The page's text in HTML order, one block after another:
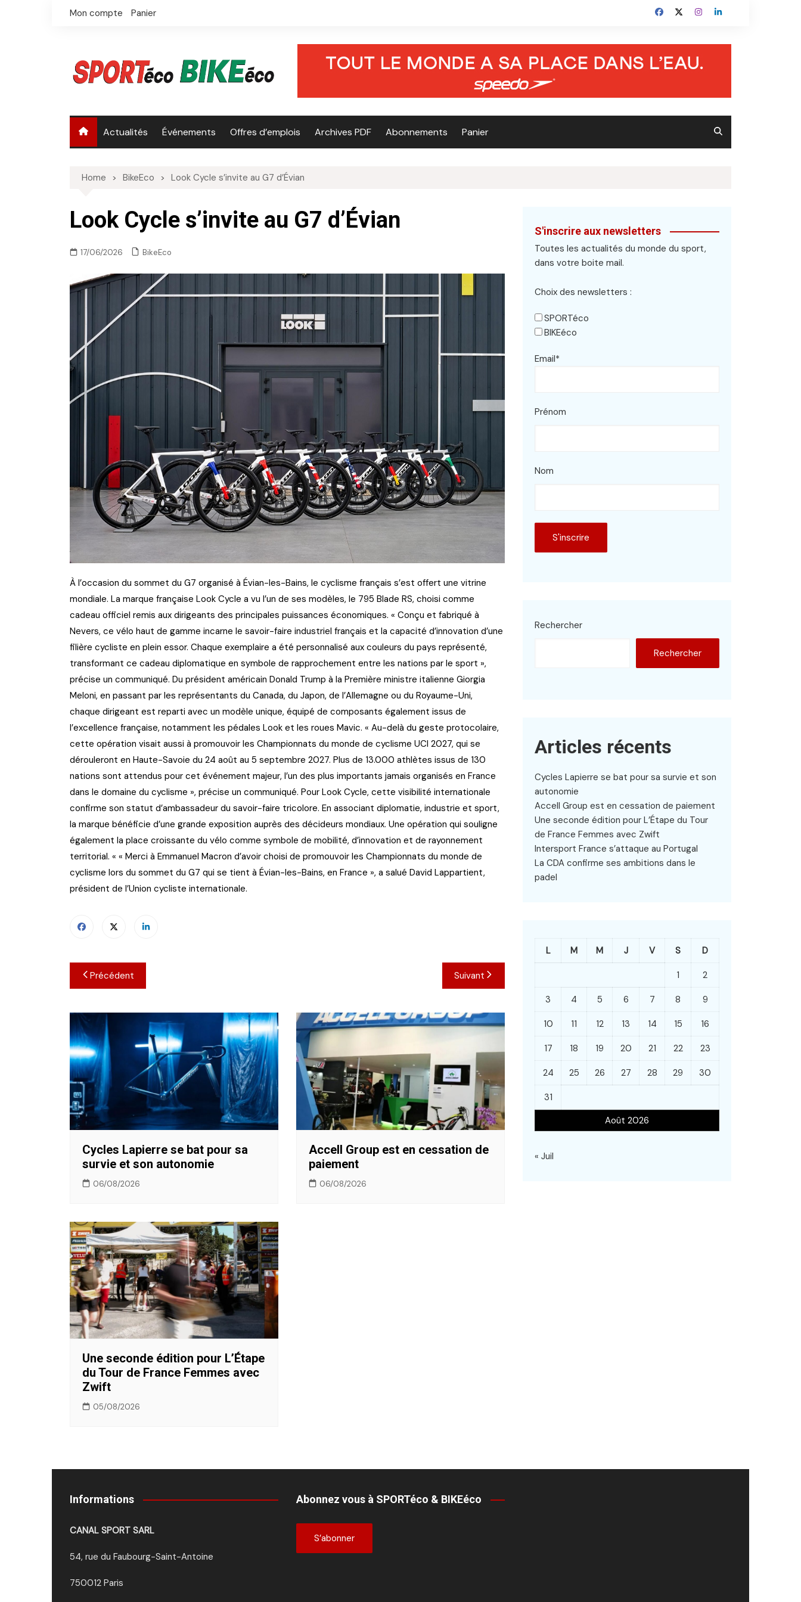
Mon compte Panier
Actualités Événements Offres d’emplois Archives PDF Abonnements Panier
Home BikeEco Look Cycle s’invite au G7 d’Évian
Look Cycle s’invite au G7 d’Évian
17/06/2026 BikeEco
À l’occasion du sommet du G7 organisé à Évian-les-Bains, le cyclisme français s’est offert une vitrine
mondiale. La marque française Look Cycle a vu l’un de ses modèles, le 795 Blade RS, choisi comme
cadeau officiel remis aux dirigeants des principales puissances économiques. « Conçu et fabriqué à
Nevers, ce vélo haut de gamme incarne le savoir-faire industriel français et la capacité d’innovation d’une
filière cycliste en plein essor. Chaque exemplaire a été personnalisé aux couleurs du pays représenté,
transformant ce cadeau diplomatique en symbole de rapprochement entre les nations par le sport »,
précise un communiqué. Du président américain Donald Trump à la Première ministre italienne Giorgia
Meloni, en passant par les représentants du Canada, du Japon, de l’Allemagne ou du Royaume-Uni,
chaque dirigeant est reparti avec un modèle unique, équipé de composants également issus de
l’excellence française, notamment les pédales Look et les roues Mavic. « Au-delà du geste protocolaire,
cette opération visait aussi à promouvoir les Championnats du monde de cyclisme UCI 2027, qui se
dérouleront en Haute-Savoie du 24 août au 5 septembre 2027. Plus de 13.000 athlètes issus de 130
nations sont attendus pour cet événement majeur, l’un des plus importants jamais organisés en France
dans le domaine du cyclisme », précise un communiqué. Pour Look Cycle, cette visibilité internationale
confirme son statut d’ambassadeur du savoir-faire tricolore. En associant diplomatie, industrie et sport,
la marque bénéficie d’une grande exposition auprès des décideurs mondiaux. Une opération qui souligne
également la place croissante du vélo comme symbole de mobilité, d’innovation et de rayonnement
territorial. « « Merci à Emmanuel Macron d’avoir choisi de promouvoir les Championnats du monde de
cyclisme lors du sommet du G7 qui se tient à Évian-les-Bains, en France », a salué David Lappartient,
président de l’Union cycliste internationale.
Navigation
de
l’article
Précédent Suivant
Cycles Lapierre se bat pour sa
survie et son autonomie
06/08/2026
Accell Group est en cessation de
paiement
06/08/2026
Une seconde édition pour L’Étape
du Tour de France Femmes avec
Zwift
05/08/2026
S'inscrire aux newsletters
Toutes les actualités du monde du sport,
dans votre boite mail.
Choix des newsletters :
SPORTéco
BIKEéco
Email*
Prénom
Nom
Rechercher
Rechercher
Articles récents
Cycles Lapierre se bat pour sa survie et son
autonomie
Accell Group est en cessation de paiement
Une seconde édition pour L’Étape du Tour
de France Femmes avec Zwift
Intersport France s’attaque au Portugal
La CDA confirme ses ambitions dans le
padel
Août 2026
L M M J V S D
1 2
3 4 5 6 7 8 9
10 11 12 13 14 15 16
17 18 19 20 21 22 23
24 25 26 27 28 29 30
31
« Juil
Informations
CANAL SPORT SARL
54, rue du Faubourg-Saint-Antoine
750012 Paris
Abonnez vous à SPORTéco & BIKEéco
S’abonner